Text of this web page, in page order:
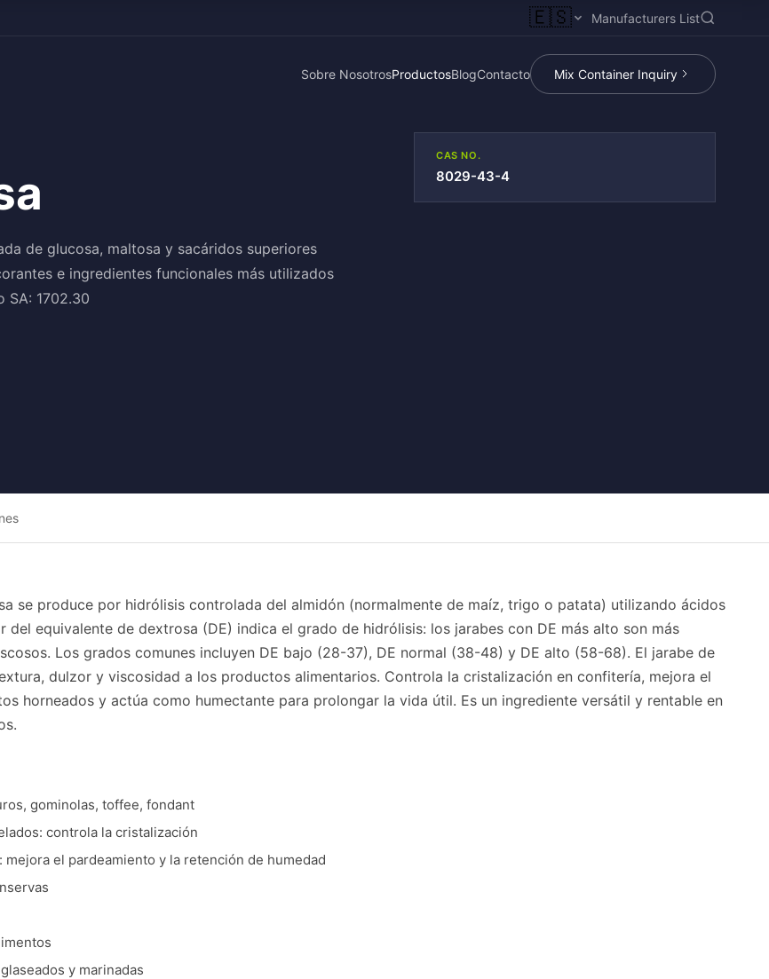
🇪🇸 Manufacturers List
Sobre NosotrosProductosBlogContacto Mix Container Inquiry
de glucosa, maltosa y sacáridos superiores
e ingredientes funcionales más utilizados
SA: 1702.30
CAS NO.
8029-43-4
se produce por hidrólisis controlada del almidón (normalmente de maíz, trigo o patata) utilizando ácidos
del equivalente de dextrosa (DE) indica el grado de hidrólisis: los jarabes con DE más alto son más
Los grados comunes incluyen DE bajo (28-37), DE normal (38-48) y DE alto (58-68). El jarabe de
dulzor y viscosidad a los productos alimentarios. Controla la cristalización en confitería, mejora el
horneados y actúa como humectante para prolongar la vida útil. Es un ingrediente versátil y rentable en
gominolas, toffee, fondant
controla la cristalización
mejora el pardeamiento y la retención de humedad
y marinadas